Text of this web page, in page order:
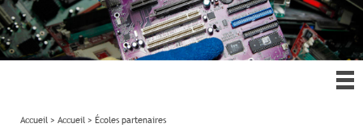
Accueil> Accueil> Écoles partenaires